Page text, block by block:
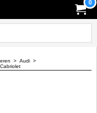
0
> Audi >
Cabriolet